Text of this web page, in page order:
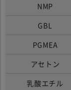
NMP
GBL
PGMEA
アセトン
乳酸エチル